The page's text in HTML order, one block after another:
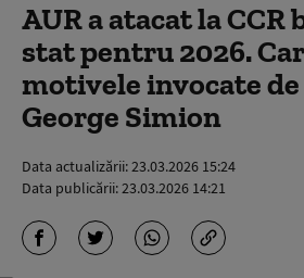
AUR a atacat la CCR
stat pentru 2026.
motivele invocate
George Simion
Data actualizării:23.03.2026 15:24
Data publicării:23.03.2026 14:21